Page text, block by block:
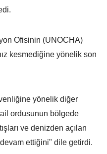
Ofisinin (UNOCHA)
kesmediğine yönelik son
yönelik diğer
ordusunun bölgede
ve denizden açılan
ettiğini" dile getirdi.